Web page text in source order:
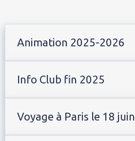
Animation 2025-2026
Info Club fin 2025
Voyage à Paris le 18 juin